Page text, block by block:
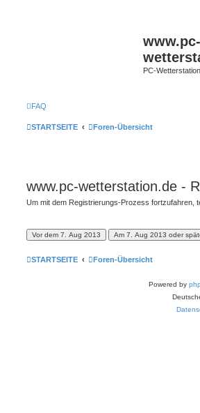
www.pc-
PC-
FAQ
STARTSEITE Foren-Übersicht
www.pc-wetterstation.de -
Um mit dem Registrierungs-Prozess fortzufahren,
STARTSEITE Foren-Übersicht
Powered by